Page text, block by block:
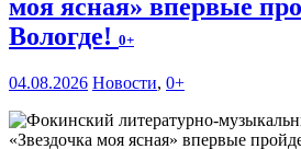
моя ясная» впервые
Вологде! 0+
04.08.2026 Новости, 0+